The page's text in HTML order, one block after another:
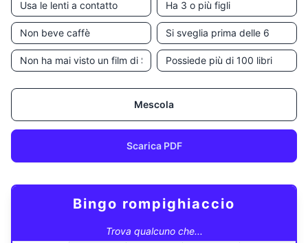
Mescola
Scarica PDF
Bingo rompighiaccio
Trova qualcuno che...